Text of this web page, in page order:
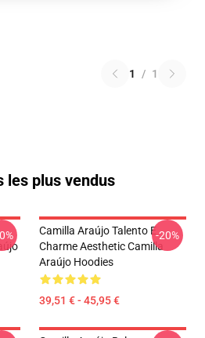
1 / 1
les plus vendus
Camilla Araújo Talento E
Charme Aesthetic Camilla
Araújo Hoodies
39,51 € - 45,95 €
-20%